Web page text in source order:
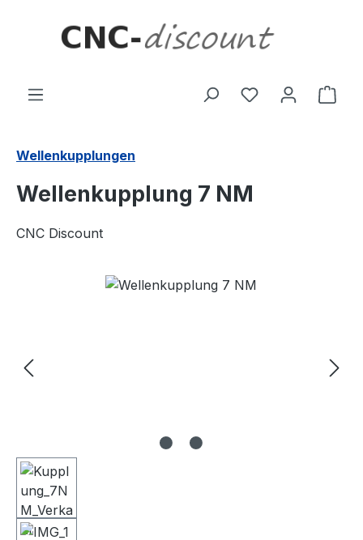
Wellenkupplungen
Wellenkupplung 7 NM
CNC Discount
Bildergalerie überspringen